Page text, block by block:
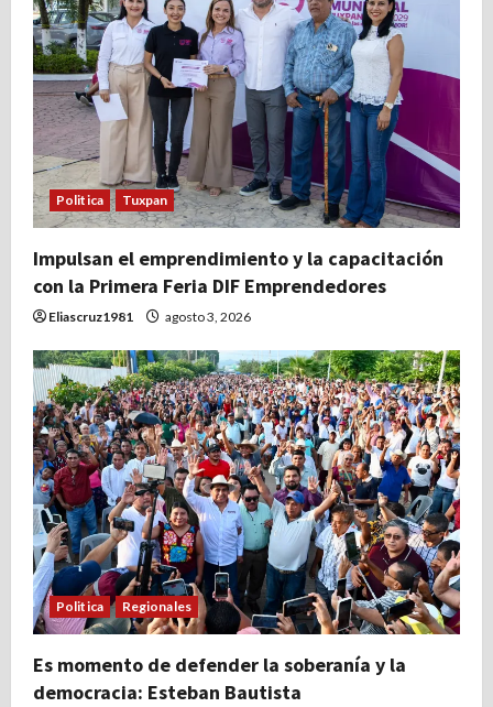
Politica Tuxpan
Impulsan el emprendimiento y la capacitación
con la Primera Feria DIF Emprendedores
Eliascruz1981 agosto 3, 2026
Politica Regionales
Es momento de defender la soberanía y la
democracia: Esteban Bautista